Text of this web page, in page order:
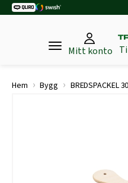
Mitt konto
Hem › Bygg › BREDSPACKEL